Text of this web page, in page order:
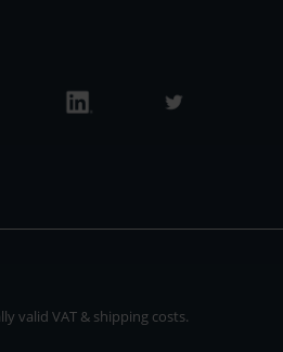
valid VAT & shipping costs.